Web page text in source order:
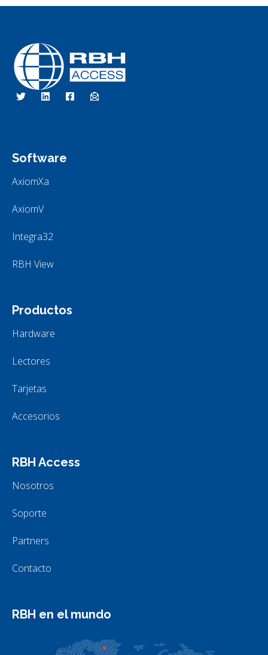
RBH Tecnologías de Acceso
Somos Control de Acceso
Software
AxiomXa
AxiomV
Integra32
RBH View
Productos
Hardware
Lectores
Tarjetas
Accesorios
RBH Access
Nosotros
Soporte
Partners
Contacto
RBH en el mundo